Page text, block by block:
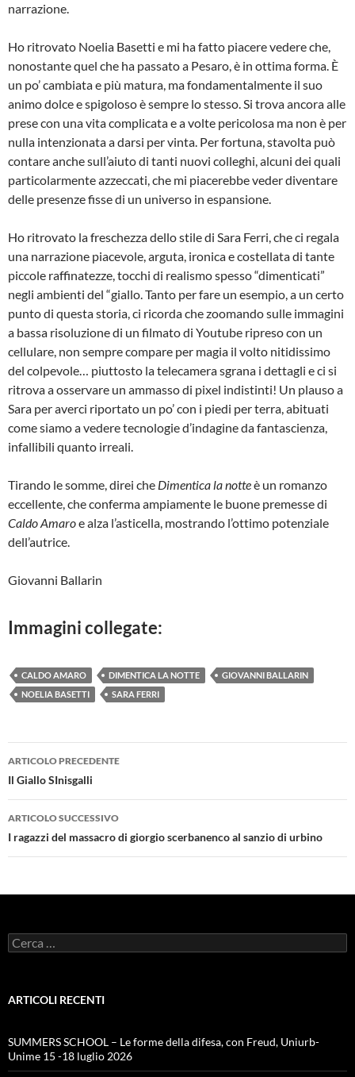
narrazione.
Ho ritrovato Noelia Basetti e mi ha fatto piacere vedere che,
nonostante quel che ha passato a Pesaro, è in ottima forma. È
un po’ cambiata e più matura, ma fondamentalmente il suo
animo dolce e spigoloso è sempre lo stesso. Si trova ancora alle
prese con una vita complicata e a volte pericolosa ma non è per
nulla intenzionata a darsi per vinta. Per fortuna, stavolta può
contare anche sull’aiuto di tanti nuovi colleghi, alcuni dei quali
particolarmente azzeccati, che mi piacerebbe veder diventare
delle presenze fisse di un universo in espansione.
Ho ritrovato la freschezza dello stile di Sara Ferri, che ci regala
una narrazione piacevole, arguta, ironica e costellata di tante
piccole raffinatezze, tocchi di realismo spesso “dimenticati”
negli ambienti del “giallo. Tanto per fare un esempio, a un certo
punto di questa storia, ci ricorda che zoomando sulle immagini
a bassa risoluzione di un filmato di Youtube ripreso con un
cellulare, non sempre compare per magia il volto nitidissimo
del colpevole… piuttosto la telecamera sgrana i dettagli e ci si
ritrova a osservare un ammasso di pixel indistinti! Un plauso a
Sara per averci riportato un po’ con i piedi per terra, abituati
come siamo a vedere tecnologie d’indagine da fantascienza,
infallibili quanto irreali.
Tirando le somme, direi che Dimentica la notteè un romanzo
eccellente, che conferma ampiamente le buone premesse di
Caldo Amaroe alza l’asticella, mostrando l’ottimo potenziale
dell’autrice.
Giovanni Ballarin
Immagini collegate:
CALDO AMARO DIMENTICA LA NOTTE
GIOVANNI BALLARIN
NOELIA BASETTI
SARA FERRI
Navigazione
articolo
ARTICOLO PRECEDENTE
Il Giallo SInisgalli
ARTICOLO SUCCESSIVO
I ragazzi del massacro di giorgio scerbanenco al sanzio di urbino
Ricerca
per:
ARTICOLI RECENTI
SUMMERS SCHOOL – Le forme della difesa, con Freud, Uniurb-
Unime 15 -18 luglio 2026